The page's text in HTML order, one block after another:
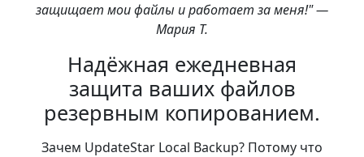
защищает мои файлы и работает за меня!" —
Мария Т.
Надёжная ежедневная
защита ваших файлов
резервным копированием.
Зачем UpdateStar Local Backup? Потому что